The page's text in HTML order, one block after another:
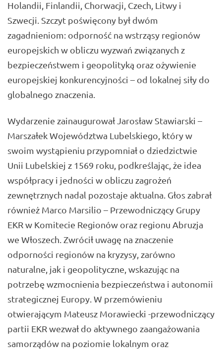
Holandii, Finlandii, Chorwacji, Czech, Litwy i
Szwecji. Szczyt poświęcony był dwóm
zagadnieniom: odporność na wstrząsy regionów
europejskich w obliczu wyzwań związanych z
bezpieczeństwem i geopolityką oraz ożywienie
europejskiej konkurencyjności – od lokalnej siły do
globalnego znaczenia.
Wydarzenie zainaugurował Jarosław Stawiarski –
Marszałek Województwa Lubelskiego, który w
swoim wystąpieniu przypomniał o dziedzictwie
Unii Lubelskiej z 1569 roku, podkreślając, że idea
współpracy i jedności w obliczu zagrożeń
zewnętrznych nadal pozostaje aktualna. Głos zabrał
również Marco Marsilio – Przewodniczący Grupy
EKR w Komitecie Regionów oraz regionu Abruzja
we Włoszech. Zwrócił uwagę na znaczenie
odporności regionów na kryzysy, zarówno
naturalne, jak i geopolityczne, wskazując na
potrzebę wzmocnienia bezpieczeństwa i autonomii
strategicznej Europy. W przemówieniu
otwierającym Mateusz Morawiecki -przewodniczący
partii EKR wezwał do aktywnego zaangażowania
samorządów na poziomie lokalnym oraz